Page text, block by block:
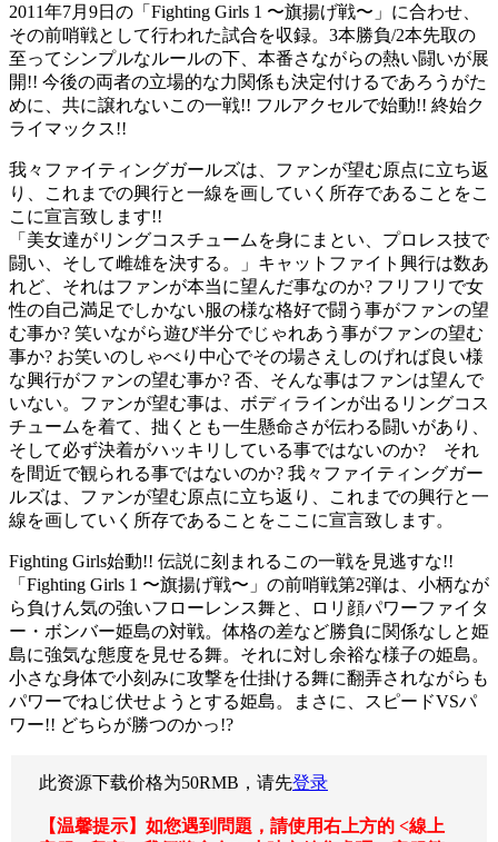
2011年7月9日の「Fighting Girls 1 〜旗揚げ戦〜」に合わせ、
その前哨戦として行われた試合を収録。3本勝負/2本先取の
至ってシンプルなルールの下、本番さながらの熱い闘いが展
開!! 今後の両者の立場的な力関係も決定付けるであろうがた
めに、共に譲れないこの一戦!! フルアクセルで始動!! 終始ク
ライマックス!!
我々ファイティングガールズは、ファンが望む原点に立ち返
り、これまでの興行と一線を画していく所存であることをこ
こに宣言致します!!
「美女達がリングコスチュームを身にまとい、プロレス技で
闘い、そして雌雄を決する。」キャットファイト興行は数あ
れど、それはファンが本当に望んだ事なのか? フリフリで女
性の自己満足でしかない服の様な格好で闘う事がファンの望
む事か? 笑いながら遊び半分でじゃれあう事がファンの望む
事か? お笑いのしゃべり中心でその場さえしのげれば良い様
な興行がファンの望む事か? 否、そんな事はファンは望んで
いない。ファンが望む事は、ボディラインが出るリングコス
チュームを着て、拙くとも一生懸命さが伝わる闘いがあり、
そして必ず決着がハッキリしている事ではないのか? それ
を間近で観られる事ではないのか? 我々ファイティングガー
ルズは、ファンが望む原点に立ち返り、これまでの興行と一
線を画していく所存であることをここに宣言致します。
Fighting Girls始動!! 伝説に刻まれるこの一戦を見逃すな!!
「Fighting Girls 1 〜旗揚げ戦〜」の前哨戦第2弾は、小柄なが
ら負けん気の強いフローレンス舞と、ロリ顔パワーファイタ
ー・ボンバー姫島の対戦。体格の差など勝負に関係なしと姫
島に強気な態度を見せる舞。それに対し余裕な様子の姫島。
小さな身体で小刻みに攻撃を仕掛ける舞に翻弄されながらも
パワーでねじ伏せようとする姫島。まさに、スピードVSパ
ワー!! どちらが勝つのかっ!?
此资源下载价格为50RMB，请先登录
【温馨提示】如您遇到問題，請使用右上方的 <線上